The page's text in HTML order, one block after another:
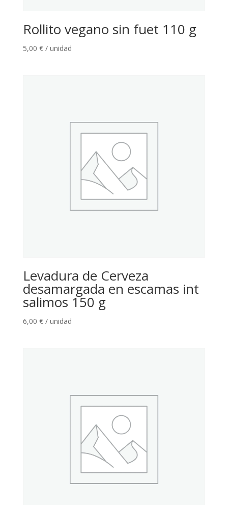
Rollito vegano sin fuet 110 g
5,00 € / unidad
Levadura de Cerveza
desamargada en escamas int
salimos 150 g
6,00 € / unidad